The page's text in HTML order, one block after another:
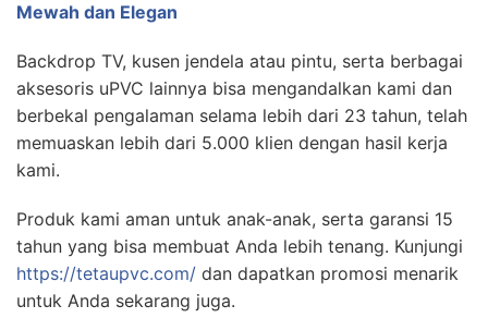
Mewah dan Elegan
Backdrop TV, kusen jendela atau pintu, serta berbagai
aksesoris uPVC lainnya bisa mengandalkan kami dan
berbekal pengalaman selama lebih dari 23 tahun, telah
memuaskan lebih dari 5.000 klien dengan hasil kerja
kami.
Produk kami aman untuk anak-anak, serta garansi 15
tahun yang bisa membuat Anda lebih tenang. Kunjungi
https://tetaupvc.com/ dan dapatkan promosi menarik
untuk Anda sekarang juga.